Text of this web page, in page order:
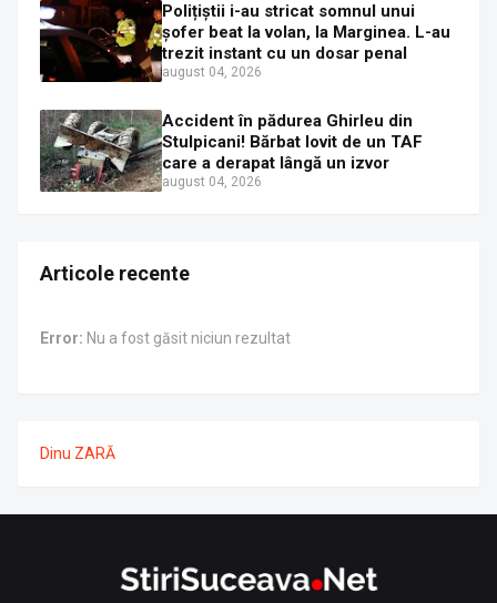
Polițiștii i-au stricat somnul unui
șofer beat la volan, la Marginea. L-au
trezit instant cu un dosar penal
august 04, 2026
Accident în pădurea Ghirleu din
Stulpicani! Bărbat lovit de un TAF
care a derapat lângă un izvor
august 04, 2026
Articole recente
Error: Nu a fost găsit niciun rezultat
Dinu ZARĂ